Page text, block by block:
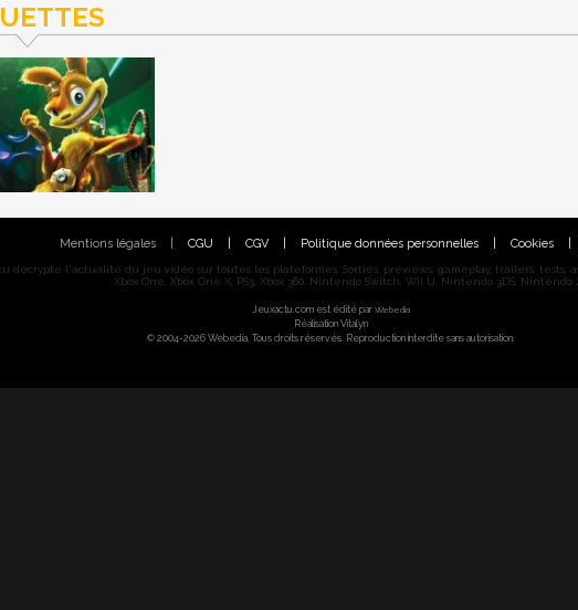
Mentions légales CGU CGV Politique données personnelles Cookies
décrypte l'actualité du jeu vidéo sur toutes les plateformes. Sorties, previews, gameplay, trailers, tests,
Xbox One, Xbox One X, PS3, Xbox 360, Nintendo Switch, Wii U, Nintendo 3DS, Nintendo
Jeuxactu.com est édité par Webedia
Réalisation Vitalyn
© 2004-2026 Webedia. Tous droits réservés. Reproduction interdite sans autorisation.